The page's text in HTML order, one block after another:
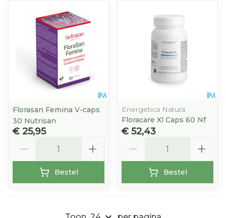
Florasan Femina V-caps
30 Nutrisan
€ 25,95
Bestel
Energetica Natura
Floracare Xl Caps 60 Nf
€ 52,43
Bestel